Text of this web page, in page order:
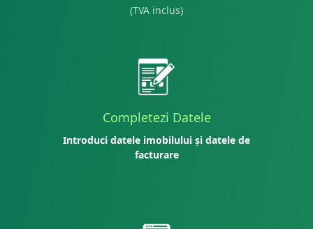
(TVA inclus)
Completezi Datele
Introduci datele imobilului și datele de
facturare